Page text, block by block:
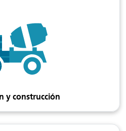
y construcción